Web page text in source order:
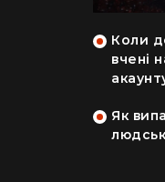
Коли
вчені
Як